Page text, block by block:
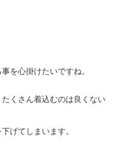
を心掛けたいですね。
くさん着込むのは良くない
げてしまいます。